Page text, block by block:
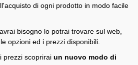
di ogni prodotto in modo facile
bisogno lo potrai trovare sul web,
opzioni ed i prezzi disponibili.
prezzi scoprirai un nuovo modo di